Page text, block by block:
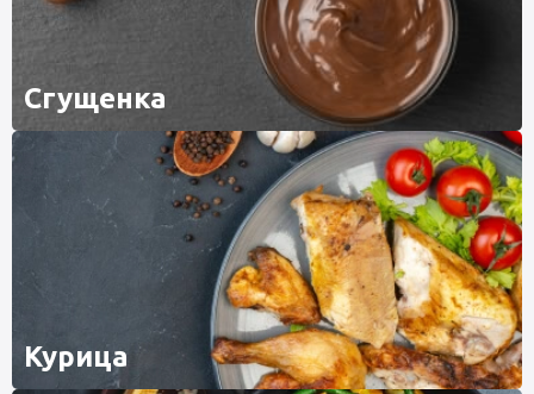
Сгущенка
Курица